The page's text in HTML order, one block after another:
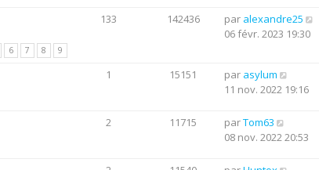
6 7 8 9
133 142436 par alexandre25
06 févr. 2023 19:30
1 15151 par asylum
11 nov. 2022 19:16
2 11715 parTom63
08 nov. 2022 20:53